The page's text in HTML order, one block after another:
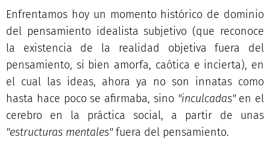
Enfrentamos hoy un momento histórico de dominio
del pensamiento idealista subjetivo (que reconoce
la existencia de la realidad objetiva fuera del
pensamiento, si bien amorfa, caótica e incierta), en
el cual las ideas, ahora ya no son innatas como
hasta hace poco se afirmaba, sino "inculcadas"en el
cerebro en la práctica social, a partir de unas
"estructuras mentales"fuera del pensamiento.